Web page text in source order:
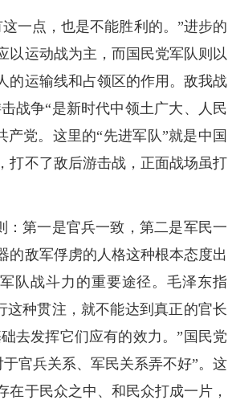
一点，也是不能胜利的。”进步的
以运动战为主，而国民党军队则以
的运输线和占领区的作用。敌我战
战争“是新时代中领土广大、人民
党。这里的“先进军队”就是中国
打不了敌后游击战，正面战场虽打
第一是官兵一致，第二是军民一
的敌军俘虏的人格这种根本态度出
队战斗力的重要途径。毛泽东指
这种贯注，就不能达到真正的官长
去发挥它们应有的效力。”国民党
官兵关系、军民关系弄不好”。这
于民众之中、和民众打成一片，